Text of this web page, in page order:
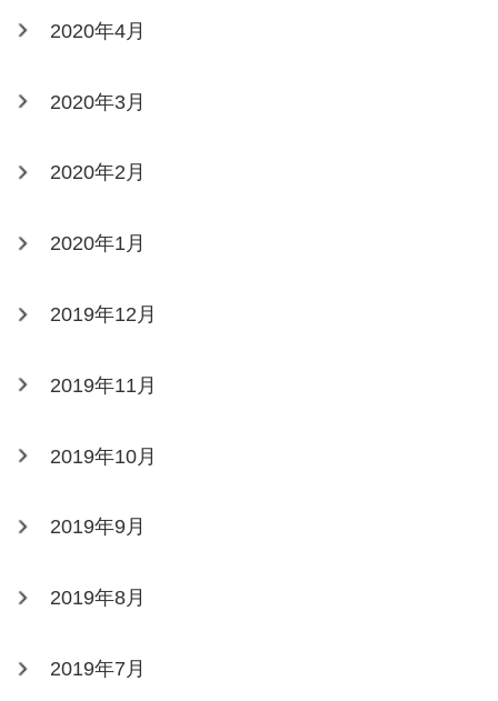
2020年4月
2020年3月
2020年2月
2020年1月
2019年12月
2019年11月
2019年10月
2019年9月
2019年8月
2019年7月